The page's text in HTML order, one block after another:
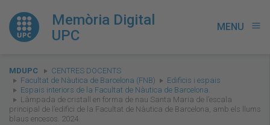
Memòria Digital
UPC
MENU menu
You
are
here:
MDUPC
CENTRES DOCENTS
Facultat de Nàutica de Barcelona (FNB)
Edificis i espais
Espais interiors de la Facultat de Nàutica de Barcelona.
Làmpada de cristall en forma de nau Santa Maria de l’escala
principal de l’edifici de la Facultat de Nàutica de Barcelona, amb els llums
blaus encesos. 2024.